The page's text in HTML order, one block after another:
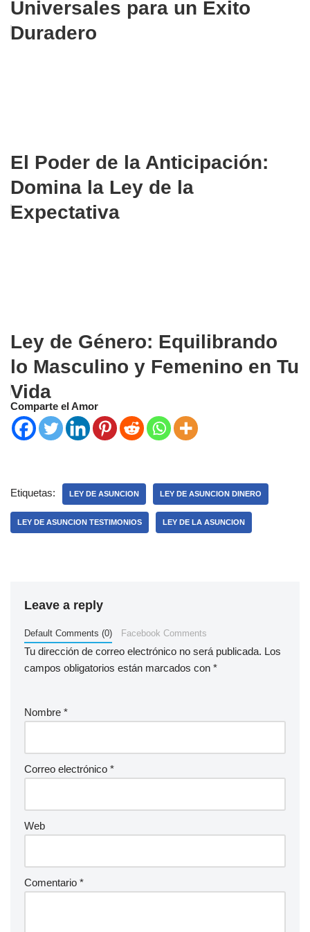
Universales para un Éxito
Duradero
El Poder de la Anticipación:
Domina la Ley de la
Expectativa
Ley de Género: Equilibrando
lo Masculino y Femenino en Tu
Vida
Comparte el Amor
Etiquetas: LEY DE ASUNCION LEY DE ASUNCION DINERO
LEY DE ASUNCION TESTIMONIOS LEY DE LA ASUNCION
Leave a reply
Default Comments (0) Facebook Comments
Tu dirección de correo electrónico no será publicada. Los
campos obligatorios están marcados con *
Nombre *
Correo electrónico *
Web
Comentario *